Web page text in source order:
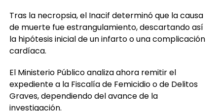
Tras la necropsia, el Inacif determinó que la causa
de muerte fue estrangulamiento, descartando así
la hipótesis inicial de un infarto o una complicación
cardíaca.
El Ministerio Público analiza ahora remitir el
expediente a la Fiscalía de Femicidio o de Delitos
Graves, dependiendo del avance de la
investigación.